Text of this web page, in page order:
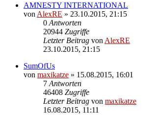
AMNESTY INTERNATIONAL
von AlexRE » 23.10.2015, 21:15
0 Antworten
20944 Zugriffe
Letzter Beitrag von AlexRE
23.10.2015, 21:15
SumOfUs
von maxikatze » 15.08.2015, 16:01
7 Antworten
46408 Zugriffe
Letzter Beitrag von maxikatze
16.08.2015, 11:11